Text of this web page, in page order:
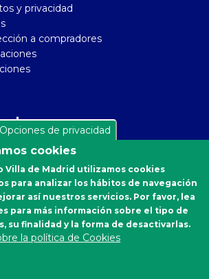
y privacidad
a compradores
Villa de Madrid está situado en la
km 2 de Madrid 28040. Distrito
160, 161 y A.
Sanitarias
Opciones de privacidad
cookies
Villa de Madrid utilizamos cookies
para analizar los hábitos de navegación
así nuestros servicios. Por favor, lea
para más información sobre el tipo de
su finalidad y la forma de desactivarlas.
la política de Cookies